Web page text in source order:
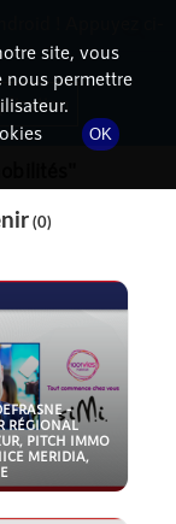
(0)
-
RÉGIONAL
PITCH IMMO
MERIDIA,
site, vous
nous permettre
OK